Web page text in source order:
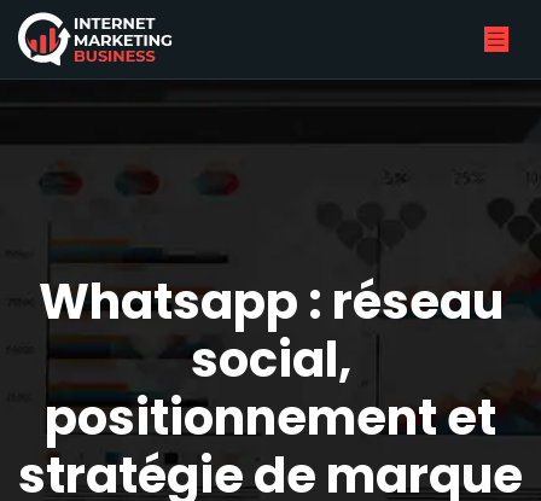
Whatsapp : réseau
social,
positionnement et
stratégie de marque